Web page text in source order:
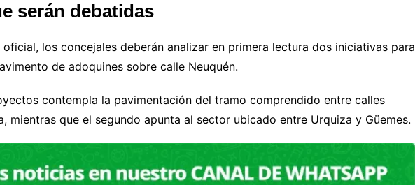
serán debatidas
los concejales deberán analizar en primera lectura dos iniciativas para
de adoquines sobre calle Neuquén.
contempla la pavimentación del tramo comprendido entre calles
mientras que el segundo apunta al sector ubicado entre Urquiza y Güemes.